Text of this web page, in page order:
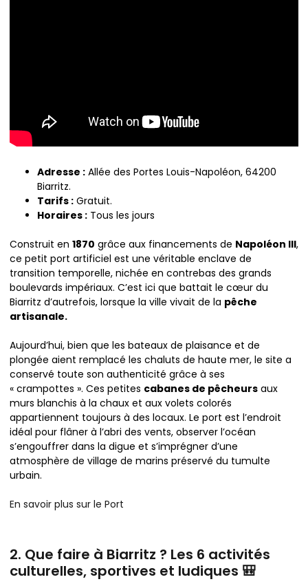
Adresse : Allée des Portes Louis-Napoléon, 64200
Biarritz.
Tarifs : Gratuit.
Horaires : Tous les jours
Construit en 1870 grâce aux financements de Napoléon III,
ce petit port artificiel est une véritable enclave de
transition temporelle, nichée en contrebas des grands
boulevards impériaux. C’est ici que battait le cœur du
Biarritz d’autrefois, lorsque la ville vivait de la pêche
artisanale.
Aujourd’hui, bien que les bateaux de plaisance et de
plongée aient remplacé les chaluts de haute mer, le site a
conservé toute son authenticité grâce à ses
« crampottes ». Ces petites cabanes de pêcheurs aux
murs blanchis à la chaux et aux volets colorés
appartiennent toujours à des locaux. Le port est l’endroit
idéal pour flâner à l’abri des vents, observer l’océan
s’engouffrer dans la digue et s’imprégner d’une
atmosphère de village de marins préservé du tumulte
urbain.
En savoir plus sur le Port
2. Que faire à Biarritz ? Les 6 activités
culturelles, sportives et ludiques 🎒